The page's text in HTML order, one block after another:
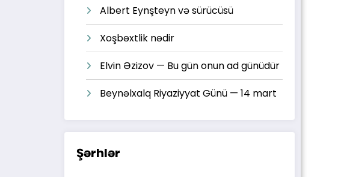
Albert Eynşteyn və sürücüsü
Xoşbəxtlik nədir
Elvin Əzizov — Bu gün onun ad günüdür
Beynəlxalq Riyaziyyat Günü — 14 mart
Şərhlər